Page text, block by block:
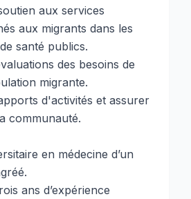
aux services
aux migrants dans les
santé publics.
des besoins de
migrante.
d'activités et assurer
communauté.
en médecine d’un
ans d’expérience